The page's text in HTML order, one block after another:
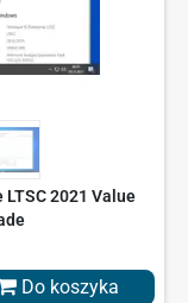
2021 Value
Do koszyka